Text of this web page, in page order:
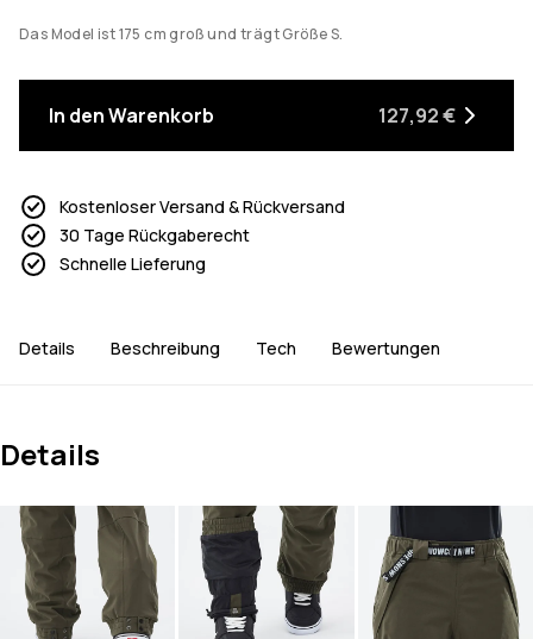
Das Model ist 175 cm groß und trägt Größe S.
In den Warenkorb 127,92 €
Kostenloser Versand & Rückversand
30 Tage Rückgaberecht
Schnelle Lieferung
Details Beschreibung Tech Bewertungen
Details